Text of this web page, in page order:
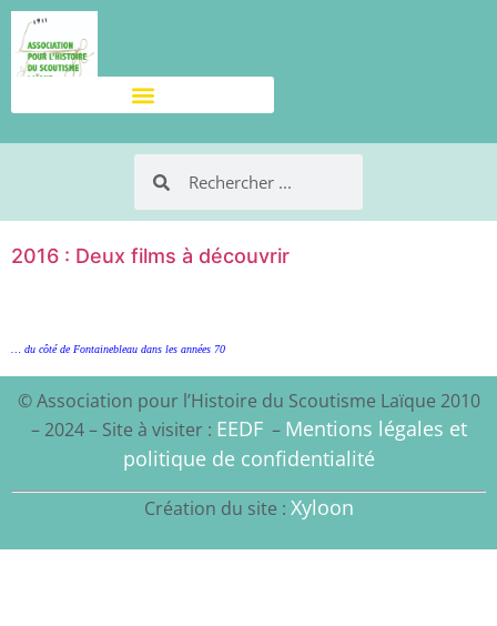
2016 : Deux films à découvrir
… du côté de Fontainebleau dans les années 70
© Association pour l’Histoire du Scoutisme Laïque 2010
– 2024 – Site à visiter : EEDF– Mentions légales et
politique de confidentialité
Création du site : Xyloon